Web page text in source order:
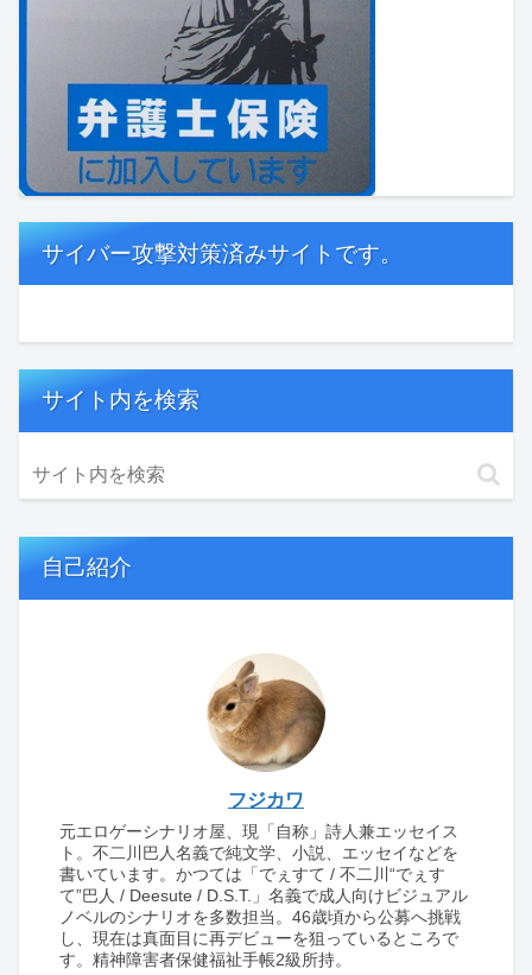
サイバー攻撃対策済みサイトです。
サイト内を検索
自己紹介
フジカワ
元エロゲーシナリオ屋、現「自称」詩人兼エッセイス
ト。不二川巴人名義で純文学、小説、エッセイなどを
書いています。かつては「でぇすて / 不二川“でぇす
て”巴人 / Deesute / D.S.T.」名義で成人向けビジュアル
ノベルのシナリオを多数担当。46歳頃から公募へ挑戦
し、現在は真面目に再デビューを狙っているところで
す。精神障害者保健福祉手帳2級所持。